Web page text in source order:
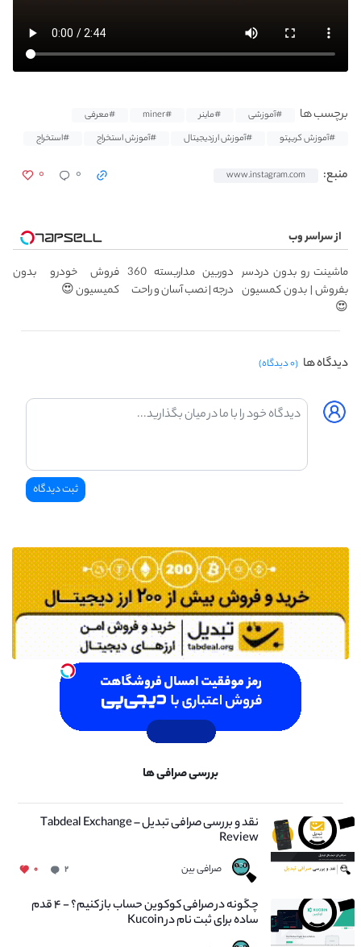
برچسب ها #آموزشی #ماینر #miner
#معرفی
#آموزش کریپتو
#آموزش ارزدیجیتال #آموزش استخراج #استخراج
منبع: www.instagram.com ۰ ۰
از سراسر وب
ماشینت رو بدون دردسر
بفروش | بدون کمسیون
😍
دوربین مداربسته 360
درجه | نصب آسان و راحت
فروش خودرو بدون
کمیسیون 😍
دیدگاه ها (۰ دیدگاه)
بررسی صرافی ها
نقد و بررسی صرافی تبدیل – Tabdeal Exchange
Review
صرافی بین ۲ ۰
چگونه در صرافی کوکوین حساب باز کنیم؟ - ۴ قدم
ساده برای ثبت نام در Kucoin